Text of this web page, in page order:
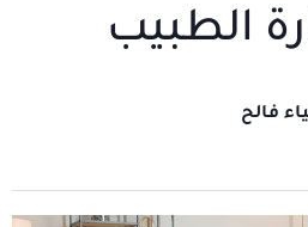
الطبيب
فالح